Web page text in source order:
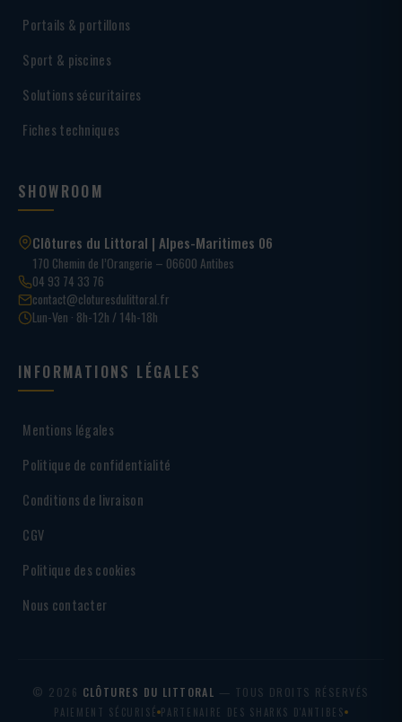
Portails & portillons
Sport & piscines
Solutions sécuritaires
Fiches techniques
SHOWROOM
Clôtures du Littoral | Alpes-Maritimes 06
170 Chemin de l’Orangerie – 06600 Antibes
04 93 74 33 76
contact@cloturesdulittoral.fr
Lun-Ven · 8h-12h / 14h-18h
INFORMATIONS LÉGALES
Mentions légales
Politique de confidentialité
Conditions de livraison
CGV
Politique des cookies
Nous contacter
© 2026 CLÔTURES DU LITTORAL — TOUS DROITS RÉSERVÉS
PAIEMENT SÉCURISÉ PARTENAIRE DES SHARKS D'ANTIBES